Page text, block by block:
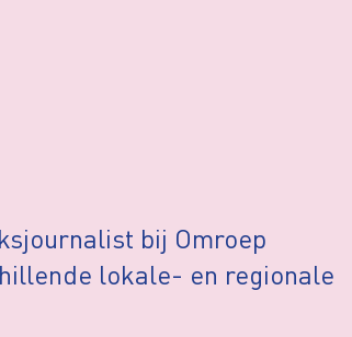
bij Omroep
lokale- en regionale